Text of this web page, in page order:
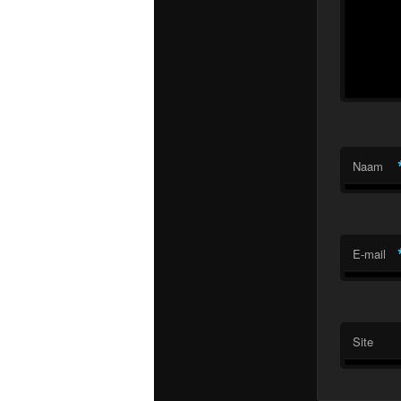
Naam
E-mail
Site